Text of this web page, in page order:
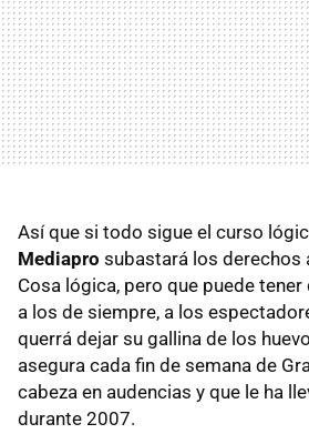
Así que si todo sigue el curso
Mediapro subastará los derechos
Cosa lógica, pero que puede
a los de siempre, a los
querrá dejar su gallina de los
asegura cada fin de semana de
cabeza en audencias y que le ha
durante 2007.